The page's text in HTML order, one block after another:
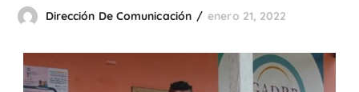
Dirección De Comunicación enero 21, 2022